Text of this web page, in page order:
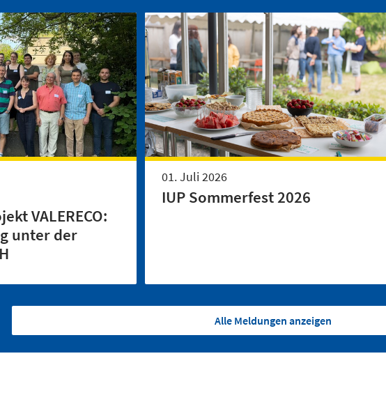
VALERECO:
unter der
01. Juli 2026
IUP Sommerfest 2026
Alle Meldungen anzeigen